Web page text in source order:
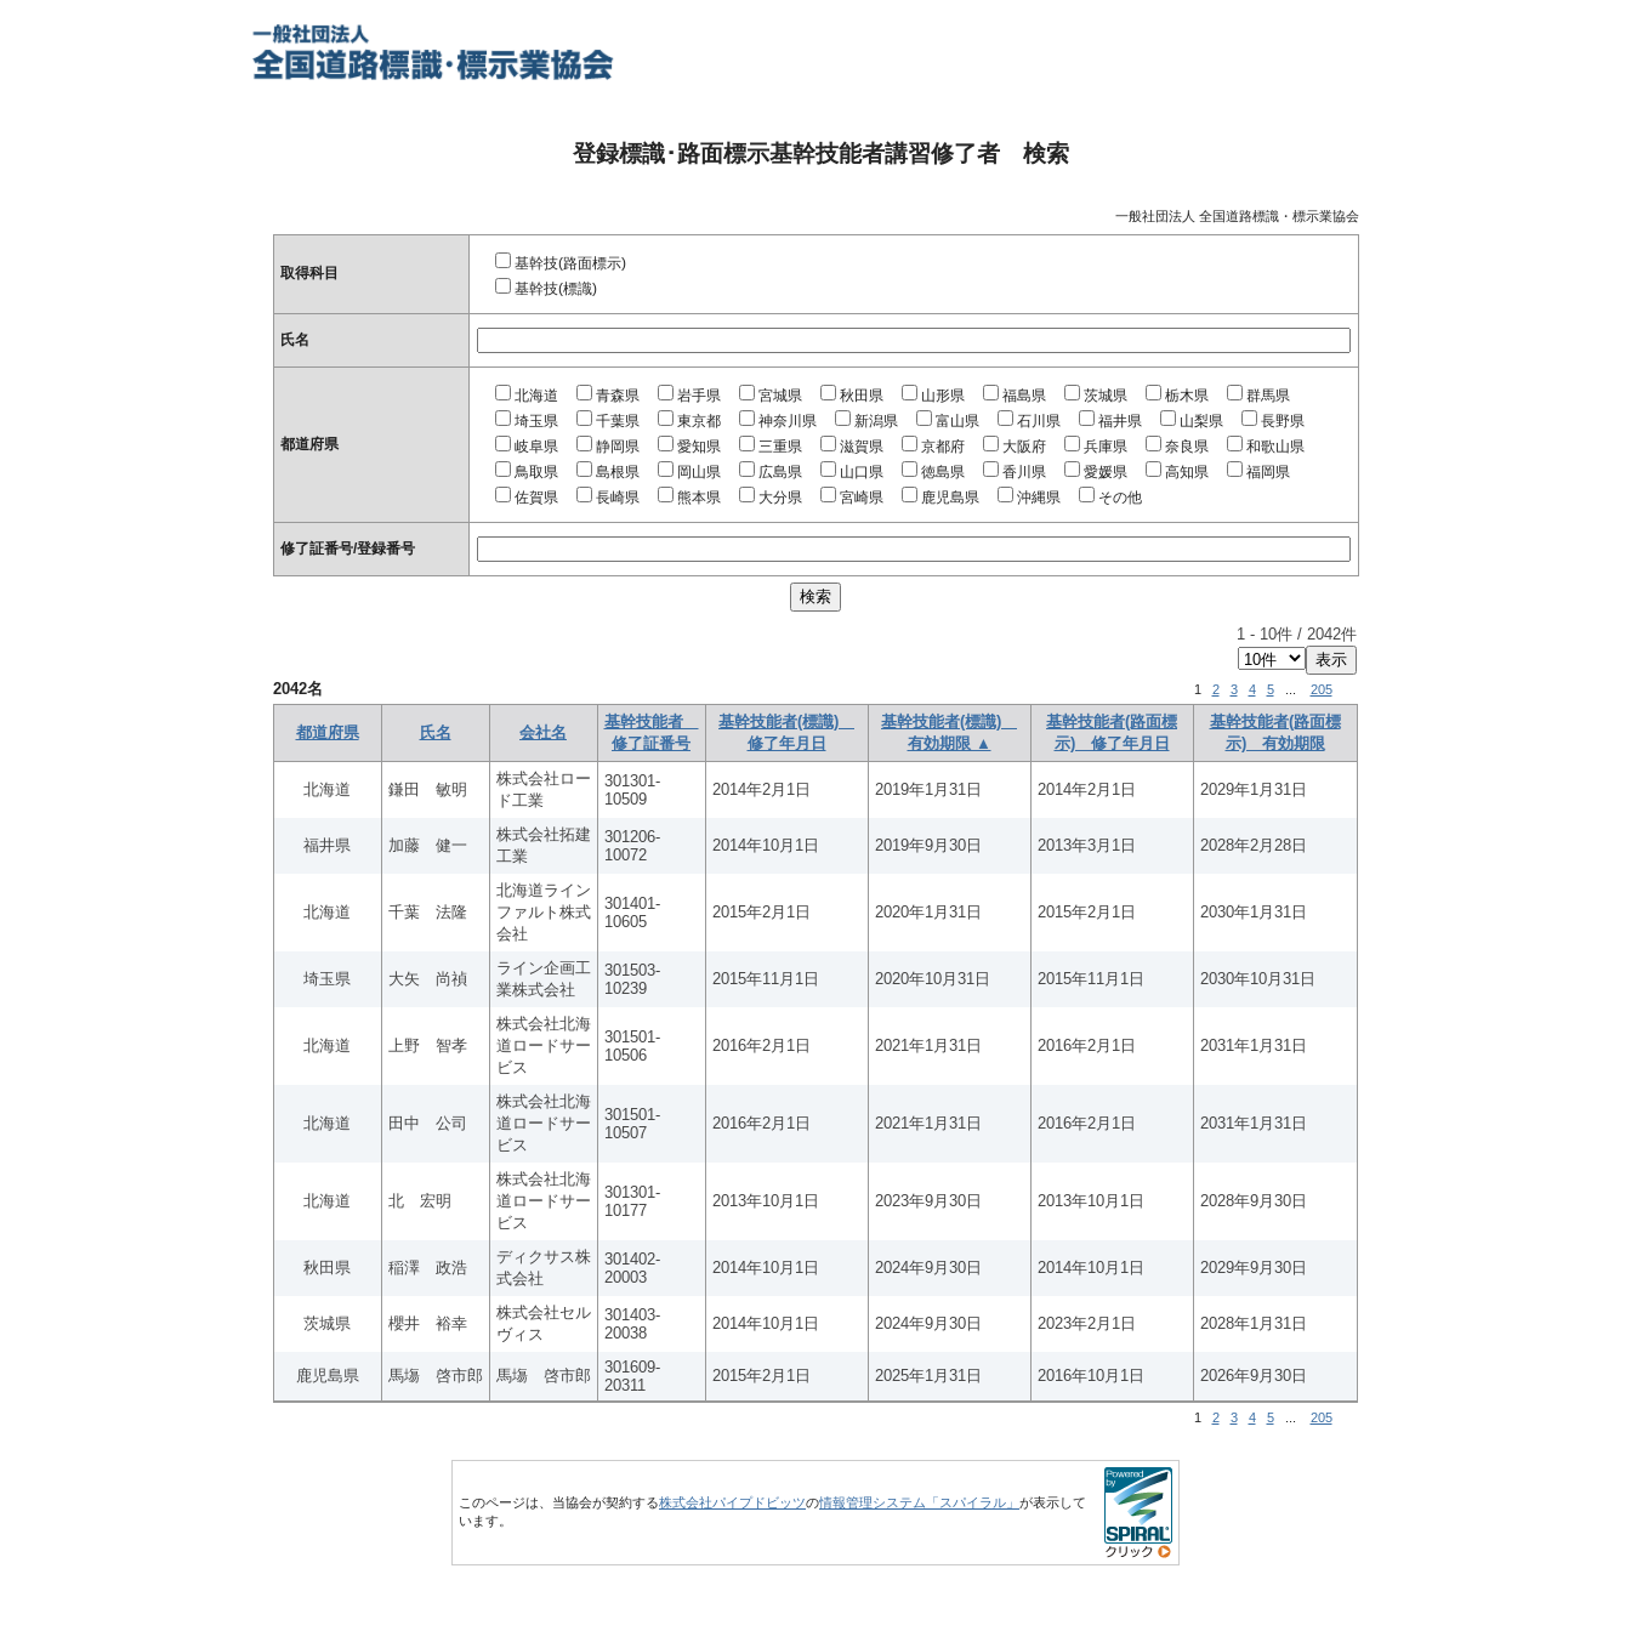
登録標識･路面標示基幹技能者講習修了者 検索
一般社団法人 全国道路標識・標示業協会
取得科目
基幹技(路面標示)
基幹技(標識)
氏名
都道府県
北海道 青森県 岩手県 宮城県 秋田県 山形県 福島県 茨城県 栃木県
群馬県
埼玉県
千葉県 東京都 神奈川県 新潟県 富山県 石川県 福井県 山梨県
長野県
岐阜県
静岡県 愛知県 三重県 滋賀県 京都府 大阪府 兵庫県 奈良県
和歌山県
鳥取県
島根県 岡山県 広島県 山口県 徳島県 香川県 愛媛県 高知県
福岡県
佐賀県
長崎県 熊本県 大分県 宮崎県 鹿児島県 沖縄県 その他
修了証番号/登録番号
1- 10件 / 2042件
2042名 1 2 3 4 5 205
都道府県 氏名 会社名
基幹技能者
修了証番号
基幹技能者(標識)
修了年月日
基幹技能者(標識)
有効期限 ▲
基幹技能者(路面標
示) 修了年月日
基幹技能者(路面標
示) 有効期限
北海道 鎌田 敏明
株式会社ロー
ド工業
301301-
10509
2014年2月1日 2019年1月31日 2014年2月1日 2029年1月31日
福井県 加藤 健一
株式会社拓建
工業
301206-
10072
2014年10月1日 2019年9月30日 2013年3月1日 2028年2月28日
北海道 千葉 法隆
北海道ライン
ファルト株式
会社
301401-
10605
2015年2月1日 2020年1月31日 2015年2月1日 2030年1月31日
埼玉県 大矢 尚禎
ライン企画工
業株式会社
301503-
10239
2015年11月1日 2020年10月31日 2015年11月1日 2030年10月31日
北海道 上野 智孝
株式会社北海
道ロードサー
ビス
301501-
10506
2016年2月1日 2021年1月31日 2016年2月1日 2031年1月31日
北海道 田中 公司
株式会社北海
道ロードサー
ビス
301501-
10507
2016年2月1日 2021年1月31日 2016年2月1日 2031年1月31日
北海道 北 宏明
株式会社北海
道ロードサー
ビス
301301-
10177
2013年10月1日 2023年9月30日 2013年10月1日 2028年9月30日
秋田県 稲澤 政浩
ディクサス株
式会社
301402-
20003
2014年10月1日 2024年9月30日 2014年10月1日 2029年9月30日
茨城県 櫻井 裕幸
株式会社セル
ヴィス
301403-
20038
2014年10月1日 2024年9月30日 2023年2月1日 2028年1月31日
鹿児島県 馬塲 啓市郎 馬塲 啓市郎
301609-
20311
2015年2月1日 2025年1月31日 2016年10月1日 2026年9月30日
1 2 3 4 5 205
このページは、当協会が契約する株式会社パイプドビッツの情報管理システム「スパイラル」 が表示して
います。